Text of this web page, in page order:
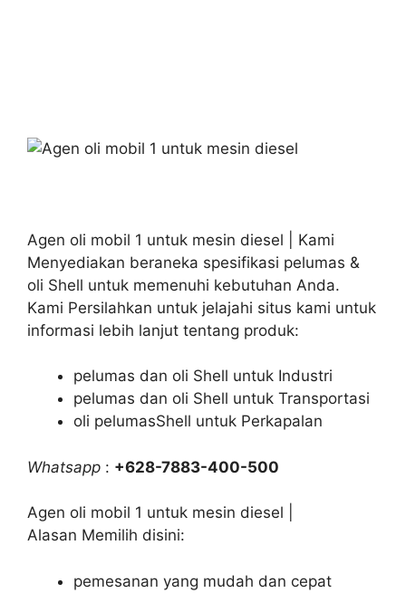
Agen oli mobil 1 untuk mesin diesel | Kami
Menyediakan beraneka spesifikasi pelumas &
oli Shell untuk memenuhi kebutuhan Anda.
Kami Persilahkan untuk jelajahi situs kami untuk
informasi lebih lanjut tentang produk:
pelumas dan oli Shell untuk Industri
pelumas dan oli Shell untuk Transportasi
oli pelumasShell untuk Perkapalan
Whatsapp : +628-7883-400-500
Agen oli mobil 1 untuk mesin diesel |
Alasan Memilih disini:
pemesanan yang mudah dan cepat